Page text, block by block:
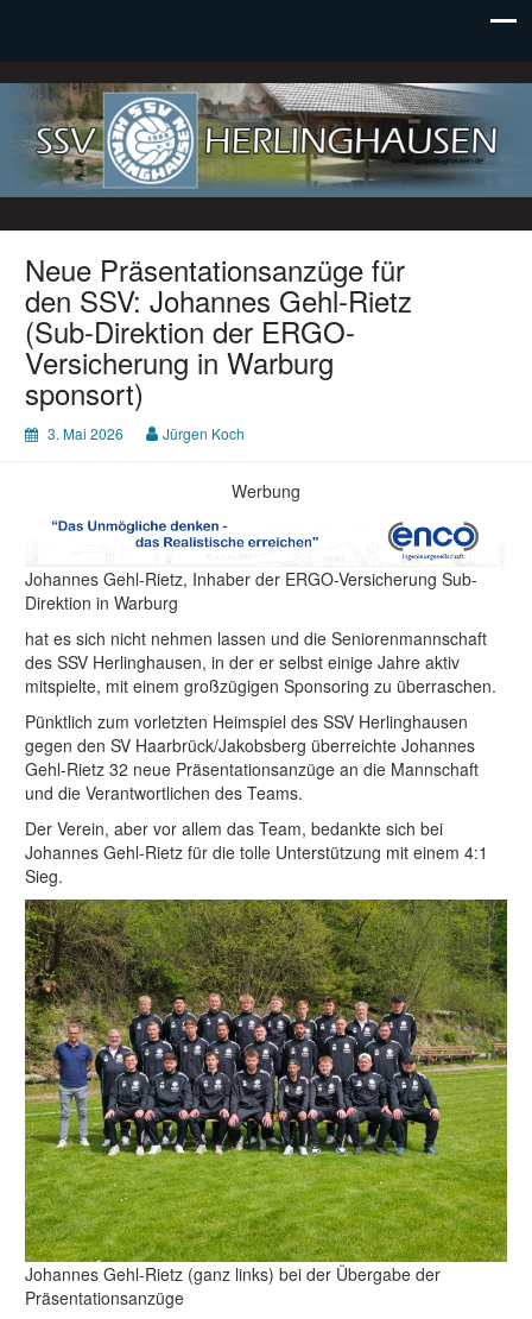
SSV Herlinghausen e. V.
Neue Präsentationsanzüge für
den SSV: Johannes Gehl-Rietz
(Sub-Direktion der ERGO-
Versicherung in Warburg
sponsort)
3. Mai 2026 Jürgen Koch
Werbung
Johannes Gehl-Rietz, Inhaber der ERGO-Versicherung Sub-
Direktion in Warburg
hat es sich nicht nehmen lassen und die Seniorenmannschaft
des SSV Herlinghausen, in der er selbst einige Jahre aktiv
mitspielte, mit einem großzügigen Sponsoring zu überraschen.
Pünktlich zum vorletzten Heimspiel des SSV Herlinghausen
gegen den SV Haarbrück/Jakobsberg überreichte Johannes
Gehl-Rietz 32 neue Präsentationsanzüge an die Mannschaft
und die Verantwortlichen des Teams.
Der Verein, aber vor allem das Team, bedankte sich bei
Johannes Gehl-Rietz für die tolle Unterstützung mit einem 4:1
Sieg.
Johannes Gehl-Rietz (ganz links) bei der Übergabe der
Präsentationsanzüge